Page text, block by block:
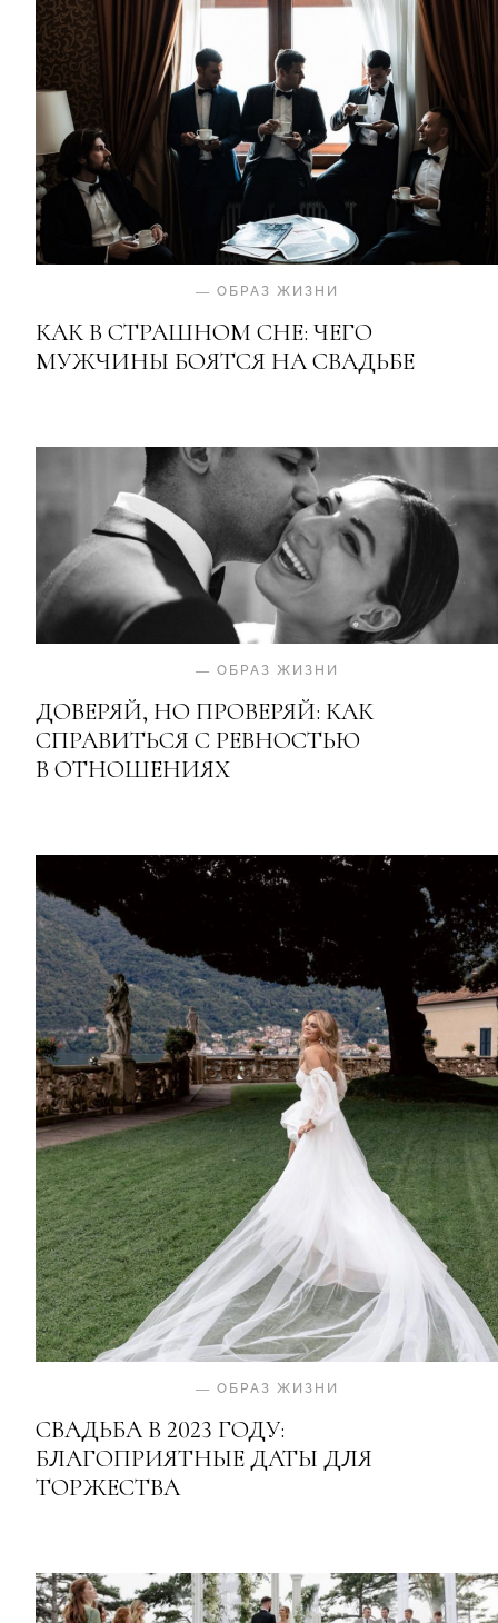
— ОБРАЗ ЖИЗНИ
КАК В СТРАШНОМ СНЕ: ЧЕГО
МУЖЧИНЫ БОЯТСЯ НА СВАДЬБЕ
— ОБРАЗ ЖИЗНИ
ДОВЕРЯЙ, НО ПРОВЕРЯЙ: КАК
СПРАВИТЬСЯ С РЕВНОСТЬЮ
В ОТНОШЕНИЯХ
— ОБРАЗ ЖИЗНИ
СВАДЬБА В 2023 ГОДУ:
БЛАГОПРИЯТНЫЕ ДАТЫ ДЛЯ
ТОРЖЕСТВА